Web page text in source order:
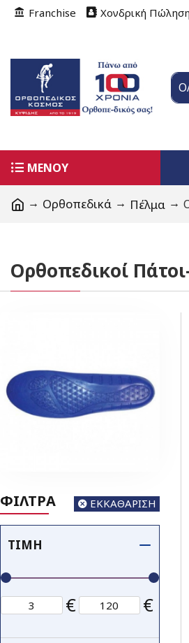
Franchise Χονδρική Πώληση
ΜΕΝΟΥ
Ορθοπεδικά Πέλμα
Ορθοπεδικοί
ΦΙΛΤΡΑ ΕΚΚΑΘΑΡΙΣΗ
ΤΙΜΉ
€ €